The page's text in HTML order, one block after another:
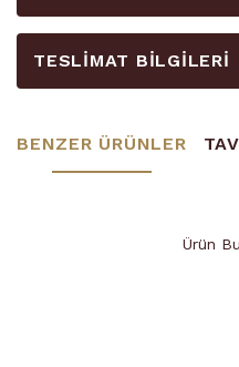
TESLIMAT BILGILERI
BENZER ÜRÜNLER
Ürün
Ürün